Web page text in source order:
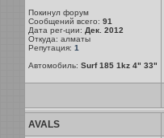
Покинул форум
Сообщений всего: 91
Дата рег-ции: Дек. 2012
Откуда: алматы
Репутация: 1
Автомобиль: Surf 185 1kz 4" 33"
AVALS